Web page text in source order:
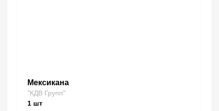
Мексикана
"КДВ Групп"
1 шт